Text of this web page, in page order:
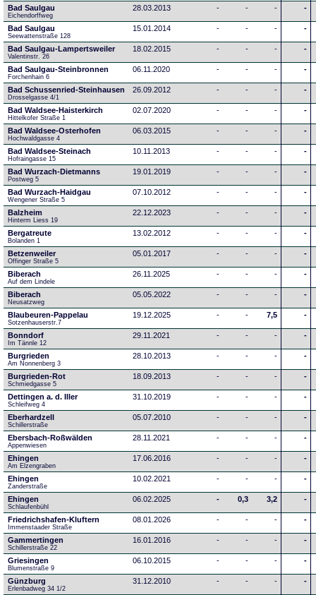
Bad Saulgau
Eichendorffweg
28.03.2013 - - - -
Bad Saulgau
Seewattenstraße 128
15.01.2014 - - - -
Bad Saulgau-Lampertsweiler
Valentinstr. 26
18.02.2015 - - - -
Bad Saulgau-Steinbronnen
Forchenhain 6
06.11.2020 - - - -
Bad Schussenried-Steinhausen
Drosselgasse 4/1
26.09.2012 - - - -
Bad Waldsee-Haisterkirch
Hittelkofer Straße 1
02.07.2020 - - - -
Bad Waldsee-Osterhofen
Hochwaldgasse 4
06.03.2015 - - - -
Bad Waldsee-Steinach
Hofraingasse 15
10.11.2013 - - - -
Bad Wurzach-Dietmanns
Postweg 5
19.01.2019 - - - -
Bad Wurzach-Haidgau
Wengener Straße 5
07.10.2012 - - - -
Balzheim
Hinterm Liess 19
22.12.2023 - - - -
Bergatreute
Bolanden 1
13.02.2012 - - - -
Betzenweiler
Offinger Straße 5
05.01.2017 - - - -
Biberach
Auf dem Lindele
26.11.2025 - - - -
Biberach
Neusatzweg
05.05.2022 - - - -
Blaubeuren-Pappelau
Sotzenhauserstr.7
19.12.2025 - - 7,5 -
Bonndorf
Im Tännle 12
29.11.2021 - - - -
Burgrieden
Am Nonnenberg 3
28.10.2013 - - - -
Burgrieden-Rot
Schmiedgasse 5
18.09.2013 - - - -
Dettingen a. d. Iller
Schleifweg 4
31.10.2019 - - - -
Eberhardzell
Schillerstraße
05.07.2010 - - - -
Ebersbach-Roßwälden
Appenwiesen
28.11.2021 - - - -
Ehingen
Am Elzengraben
17.06.2016 - - - -
Ehingen
Zanderstraße
10.02.2021 - - - -
Ehingen
Schlaufenbühl
06.02.2025 - 0,3 3,2 -
Friedrichshafen-Kluftern
Immenstaader Straße
08.01.2026 - - - -
Gammertingen
Schillerstraße 22
16.01.2016 - - - -
Griesingen
Blumenstraße 9
06.10.2015 - - - -
Günzburg
Erlenbadweg 34 1/2
31.12.2010 - - - -